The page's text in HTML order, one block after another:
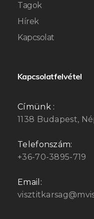
Tagok
Hírek
Kapcsolat
Kapcsolatfelvétel
Címünk :
1138 Budapest,
Telefonszám:
+36-70-3895-719
Email: